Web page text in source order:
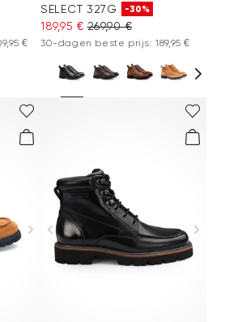
€
SELECT 327G -30%
189,95 € 269,90 €
30-dagen beste prijs: 189,95 €